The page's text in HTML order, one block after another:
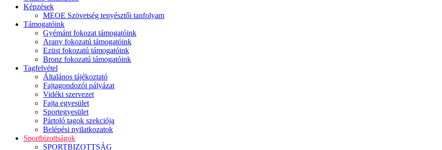
Képzések
MEOE Szövetség tenyésztői tanfolyam
Támogatóink
Gyémánt fokozat támogatóink
Arany fokozatú támogatóink
Ezüst fokozatú támogatóink
Bronz fokozatú támogatóink
Tagfelvétel
Általános tájékoztató
Fajtagondozói pályázat
Vidéki szervezet
Fajta egyesület
Sportegyesület
Pártoló tagok szekciója
Belépési nyilatkozatok
Sportbizottságok
SPORTBIZOTTSÁG